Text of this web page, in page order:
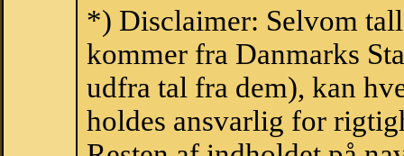
*) Disclaimer: Selvom
kommer fra Danmarks
udfra tal fra dem), kan
holdes ansvarlig for